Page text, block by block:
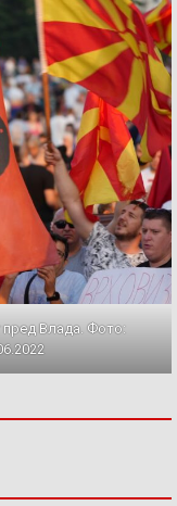
пред Влада. Фото: